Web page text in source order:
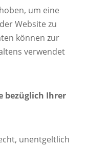
um eine
Website zu
können zur
verwendet
bezüglich Ihrer
unentgeltlich